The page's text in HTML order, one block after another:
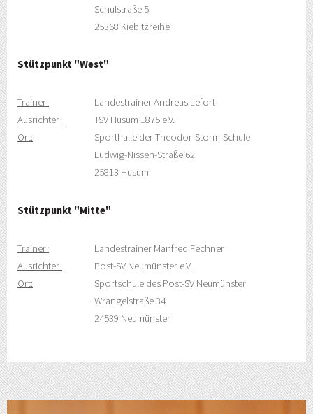
Schulstraße 5
25368 Kiebitzreihe
Stützpunkt "West"
Trainer:
Landestrainer Andreas Lefort
Ausrichter:
TSV Husum 1875 e.V.
Ort:
Sporthalle der Theodor-Storm-Schule
Ludwig-Nissen-Straße 62
25813 Husum
Stützpunkt "Mitte"
Trainer:
Landestrainer Manfred Fechner
Ausrichter:
Post-SV Neumünster e.V.
Ort:
Sportschule des Post-SV Neumünster
Wrangelstraße 34
24539 Neumünster